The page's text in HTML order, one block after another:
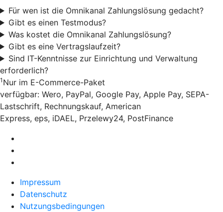
Für wen ist die Omnikanal Zahlungslösung gedacht?
Gibt es einen Testmodus?
Was kostet die Omnikanal Zahlungslösung?
Gibt es eine Vertragslaufzeit?
Sind IT-Kenntnisse zur Einrichtung und Verwaltung
erforderlich?
1 Nur im E-Commerce-Paket
verfügbar: Wero, PayPal, Google Pay, Apple Pay, SEPA-
Lastschrift, Rechnungskauf, American
Express, eps, iDAEL, Przelewy24, PostFinance
Impressum
Datenschutz
Nutzungsbedingungen